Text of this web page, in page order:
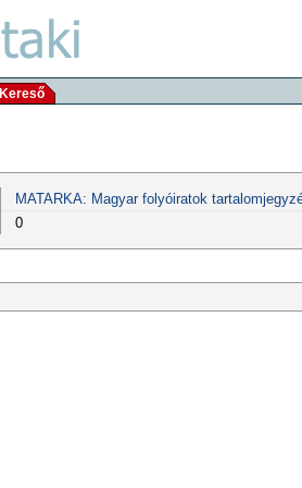
Kereső
MATARKA: Magyar folyóiratok
0